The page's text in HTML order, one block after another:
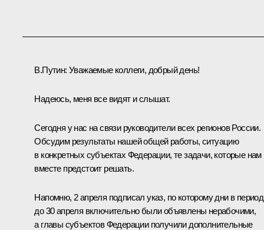
В.Путин: Уважаемые коллеги, добрый день!
Надеюсь, меня все видят и слышат.
Сегодня у нас на связи руководители всех регионов России.
Обсудим результаты нашей общей работы, ситуацию
в конкретных субъектах Федерации, те задачи, которые нам
вместе предстоит решать.
Напомню, 2 апреля подписал указ, по которому дни в период
до 30 апреля включительно были объявлены нерабочими,
а главы субъектов Федерации получили дополнительные